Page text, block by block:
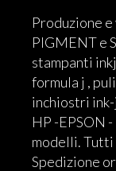
Produzione
PIGMENT e
stampanti
formula j ,
inchiostri
HP -EPSON
modelli.
Spedizione